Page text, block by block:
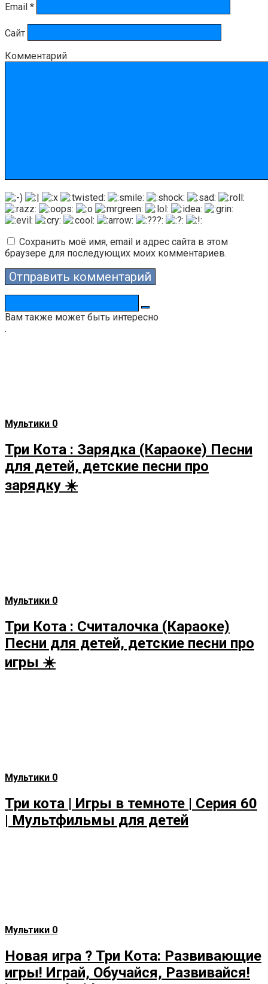
Email *
Сайт
Комментарий
Сохранить моё имя, email и адрес сайта в этом
браузере для последующих моих комментариев.
Вам также может быть интересно
.
Мультики 0
Три Кота : Зарядка (Караоке) Песни
для детей, детские песни про
зарядку ☀️
Мультики 0
Три Кота : Считалочка (Караоке)
Песни для детей, детские песни про
игры ☀️
Мультики 0
Три кота | Игры в темноте | Серия 60
| Мультфильмы для детей
Мультики 0
Новая игра ? Три Кота: Развивающие
игры! Играй, Обучайся, Развивайся!